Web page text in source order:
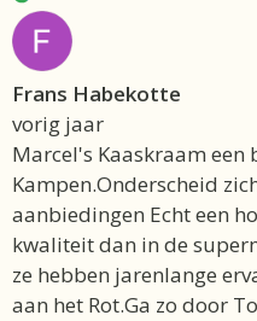
Frans Habekotte
vorig jaar
Marcel's Kaaskraam een
Kampen.Onderscheid
aanbiedingen Echt een
kwaliteit dan in de
ze hebben jarenlange
aan het Rot.Ga zo door